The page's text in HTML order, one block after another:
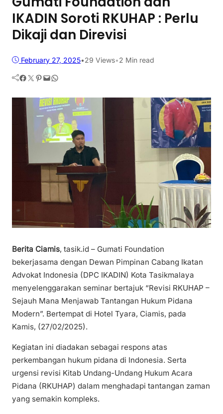
IKADIN Soroti RKUHAP : Perlu
Dikaji dan Direvisi
February 27, 2025•29 Views•2 Min read
Facebook Twitter Pinterest Mail WhatsApp
Berita Ciamis, tasik.id – Gumati Foundation
bekerjasama dengan Dewan Pimpinan Cabang Ikatan
Advokat Indonesia (DPC IKADIN) Kota Tasikmalaya
menyelenggarakan seminar bertajuk “Revisi RKUHAP –
Sejauh Mana Menjawab Tantangan Hukum Pidana
Modern”. Bertempat di Hotel Tyara, Ciamis, pada
Kamis, (27/02/2025).
Kegiatan ini diadakan sebagai respons atas
perkembangan hukum pidana di Indonesia. Serta
urgensi revisi Kitab Undang-Undang Hukum Acara
Pidana (RKUHAP) dalam menghadapi tantangan zaman
yang semakin kompleks.